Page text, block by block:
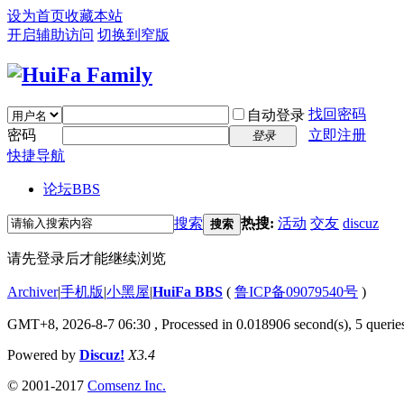
设为首页收藏本站
开启辅助访问 切换到窄版
自动登录 找回密码
密码
登录
立即注册
快捷导航
论坛BBS
搜索 搜索 热搜: 活动 交友 discuz
请先登录后才能继续浏览
Archiver|手机版|小黑屋|HuiFa BBS ( 鲁ICP备09079540号 )
GMT+8, 2026-8-7 06:30 , Processed in 0.018906 second(s), 5
Powered by Discuz! X3.4
© 2001-2017 Comsenz Inc.